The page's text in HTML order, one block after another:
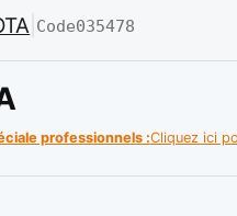
Code035478
professionnels :Cliquez ici